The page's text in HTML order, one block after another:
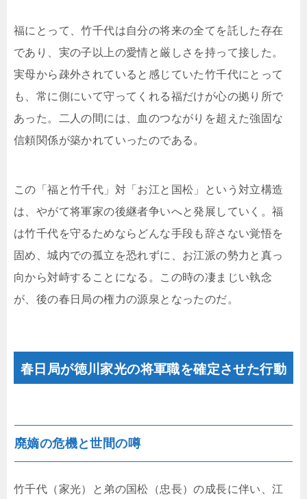
福にとって、竹千代は自分の将来の全てを託した存在
であり、実の子以上の愛情と厳しさを持って接した。
実母から疎外されていると感じていた竹千代にとって
も、常に側にいて守ってくれる福だけが心の拠り所で
あった。二人の間には、血のつながりを超えた強固な
信頼関係が築かれていったのである。
この「福と竹千代」対「お江と国松」という対立構造
は、やがて将軍家の後継者争いへと発展していく。福
は竹千代を守るためならどんな手段も辞さない覚悟を
固め、城内での孤立を恐れずに、お江派の勢力と真っ
向から対峙することになる。この時の凄まじい執念
が、後の春日局の権力の源泉となったのだ。
春日局が徳川家光の将軍職を確定させた行動
廃嫡の危機と世間の噂
竹千代（家光）と弟の国松（忠長）の成長に伴い、江